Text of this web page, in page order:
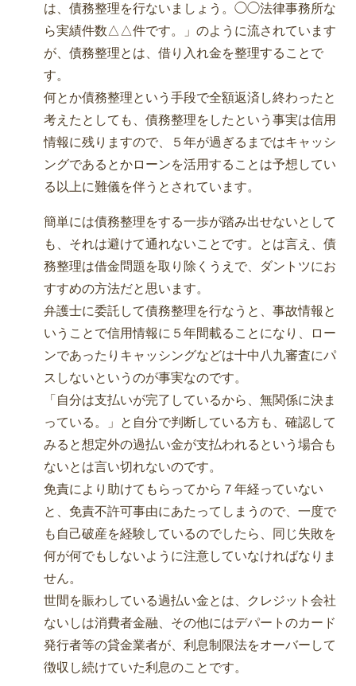
は、債務整理を行ないましょう。◯◯法律事務所な
ら実績件数△△件です。」のように流されています
が、債務整理とは、借り入れ金を整理することで
す。
何とか債務整理という手段で全額返済し終わったと
考えたとしても、債務整理をしたという事実は信用
情報に残りますので、５年が過ぎるまではキャッシ
ングであるとかローンを活用することは予想してい
る以上に難儀を伴うとされています。
簡単には債務整理をする一歩が踏み出せないとして
も、それは避けて通れないことです。とは言え、債
務整理は借金問題を取り除くうえで、ダントツにお
すすめの方法だと思います。
弁護士に委託して債務整理を行なうと、事故情報と
いうことで信用情報に５年間載ることになり、ロー
ンであったりキャッシングなどは十中八九審査にパ
スしないというのが事実なのです。
「自分は支払いが完了しているから、無関係に決ま
っている。」と自分で判断している方も、確認して
みると想定外の過払い金が支払われるという場合も
ないとは言い切れないのです。
免責により助けてもらってから７年経っていない
と、免責不許可事由にあたってしまうので、一度で
も自己破産を経験しているのでしたら、同じ失敗を
何が何でもしないように注意していなければなりま
せん。
世間を賑わしている過払い金とは、クレジット会社
ないしは消費者金融、その他にはデパートのカード
発行者等の貸金業者が、利息制限法をオーバーして
徴収し続けていた利息のことです。